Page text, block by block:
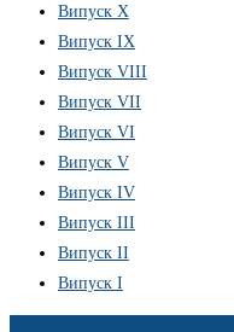
Випуск X
Випуск IX
Випуск VIII
Випуск VII
Випуск VI
Випуск V
Випуск IV
Випуск III
Випуск II
Випуск I